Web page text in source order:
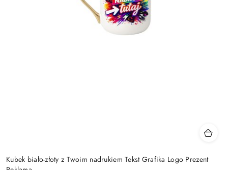
Kubek biało-złoty z Twoim nadrukiem Tekst Grafika Logo Prezent